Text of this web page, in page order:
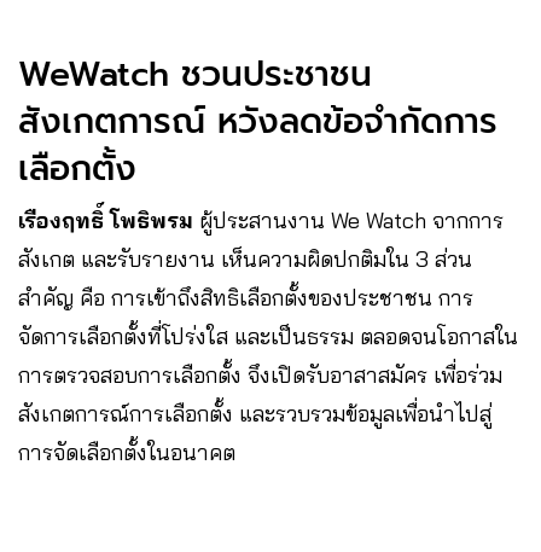
WeWatch ชวนประชาชน
สังเกตการณ์ หวังลดข้อจำกัดการ
เลือกตั้ง
เรืองฤทธิ์ โพธิพรม ผู้ประสานงาน We Watch จากการ
สังเกต และรับรายงาน เห็นความผิดปกติมใน 3 ส่วน
สำคัญ คือ การเข้าถึงสิทธิเลือกตั้งของประชาชน การ
จัดการเลือกตั้งที่โปร่งใส และเป็นธรรม ตลอดจนโอกาสใน
การตรวจสอบการเลือกตั้ง จึงเปิดรับอาสาสมัคร เพื่อร่วม
สังเกตการณ์การเลือกตั้ง และรวบรวมข้อมูลเพื่อนำไปสู่
การจัดเลือกตั้งในอนาคต